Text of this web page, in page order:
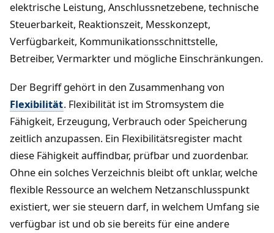
elektrische Leistung, Anschlussnetzebene, technische
Steuerbarkeit, Reaktionszeit, Messkonzept,
Verfügbarkeit, Kommunikationsschnittstelle,
Betreiber, Vermarkter und mögliche Einschränkungen.
Der Begriff gehört in den Zusammenhang von
Flexibilität. Flexibilität ist im Stromsystem die
Fähigkeit, Erzeugung, Verbrauch oder Speicherung
zeitlich anzupassen. Ein Flexibilitätsregister macht
diese Fähigkeit auffindbar, prüfbar und zuordenbar.
Ohne ein solches Verzeichnis bleibt oft unklar, welche
flexible Ressource an welchem Netzanschlusspunkt
existiert, wer sie steuern darf, in welchem Umfang sie
verfügbar ist und ob sie bereits für eine andere